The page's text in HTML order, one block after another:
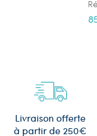
Livraison offerte
à partir de 250€